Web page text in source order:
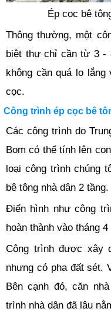
Ép cọc bê
Thông thường, một
biệt thự chỉ cần từ 3 -
không cần quá lo
cọc.
Công trình ép cọc bê
Các công trình do
Bom có thể tính lên
loại công trình chúng
bê tông nhà dân 2 tầng.
Điển hình như công
hoàn thành vào tháng
Công trình được xây
nhưng có pha đất sét.
Bên cạnh đó, căn
trình nhà dân đã lâu